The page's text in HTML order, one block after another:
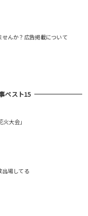
んか？広告掲載について
ベスト15
大会」
出場してる